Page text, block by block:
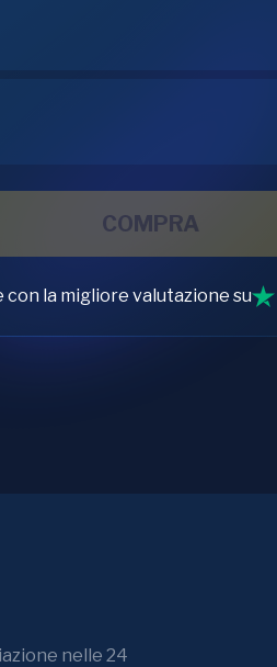
COMPRA
con la migliore valutazione su
nelle 24